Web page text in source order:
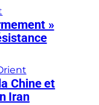
»
Chine et
Iran